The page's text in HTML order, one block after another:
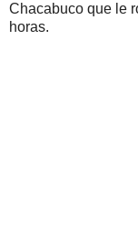
Chacabuco que le
horas.